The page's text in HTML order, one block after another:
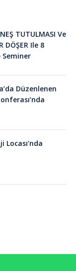
TUTULMASI Ve
DÖŞER Ile 8
Düzenlenen